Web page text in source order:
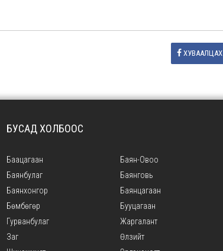
ХУВААЛЦАХ
БУСАД ХОЛБООС
Баацагаан Баян-Овоо
Баянбулаг
Баянговь
Баянхонгор
Баянцагаан
Бөмбөгөр
Бууцагаан
Гурванбулаг
Жаргалант
Заг
Өлзийт